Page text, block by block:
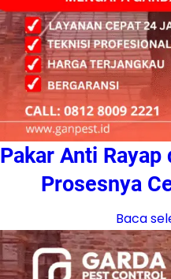
Pakar Anti
Prosesnya
Baca